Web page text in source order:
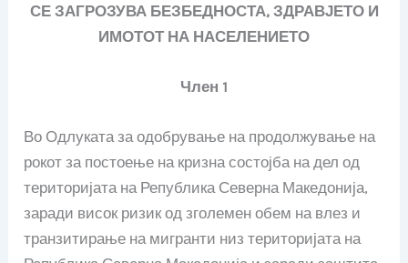
СЕ ЗАГРОЗУВА БЕЗБЕДНОСТА, ЗДРАВЈЕТО И
ИМОТОТ НА НАСЕЛЕНИЕТО
Член 1
Во Одлуката за одобрување на продолжување на
рокот за постоење на кризна состојба на дел од
територијата на Република Северна Македонија,
заради висок ризик од зголемен обем на влез и
транзитирање на мигранти низ територијата на